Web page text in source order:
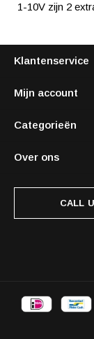
1-10V zijn 2
Klantenservice
Mijn account
Categorieën
Over ons
CALL